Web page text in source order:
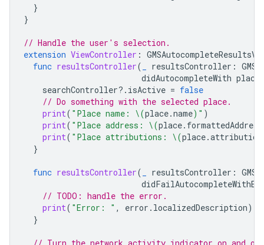
}
}
// Handle the user's selection.
extension ViewController :
func resultsController( resultsController :
didAutocompleteWith place
searchController?. isActive = false
// Do something with the selected place.
print( "Place name: \(place.name) " )
print( "Place address: \(place. formattedAddress
print( "Place attributions: \(place.
}
func resultsController( resultsController :
// TODO: handle the error.
print( "Error: " , error . localizedDescription)
}